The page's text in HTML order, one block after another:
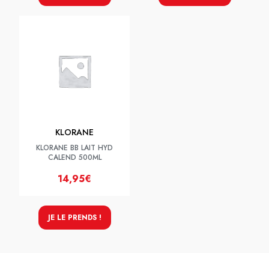
KLORANE
KLORANE BB LAIT HYD
CALEND 500ML
14,95€
JE LE PRENDS !